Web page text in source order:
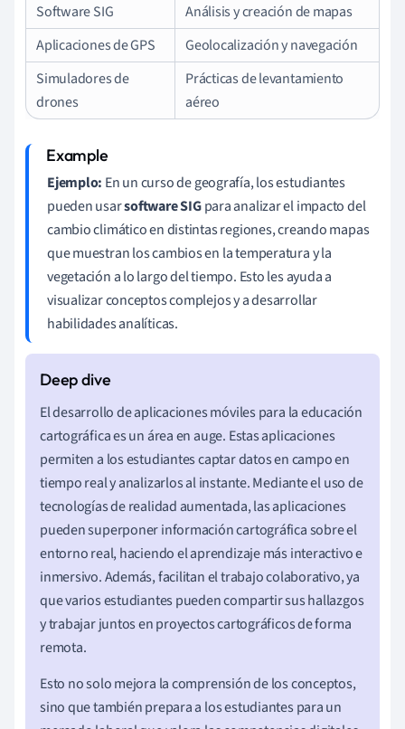
Software SIG
Análisis y creación de mapas
Aplicaciones de GPS
Geolocalización y navegación
Simuladores de
drones
Prácticas de levantamiento
aéreo
Ejemplo: En un curso de geografía, los estudiantes
pueden usarsoftware SIGpara analizar el impacto del
cambio climático en distintas regiones, creando mapas
que muestran los cambios en la temperatura y la
vegetación a lo largo del tiempo. Esto les ayuda a
visualizar conceptos complejos y a desarrollar
habilidades analíticas.
El desarrollo de aplicaciones móviles para la educación
cartográfica es un área en auge. Estas aplicaciones
permiten a los estudiantes captar datos en campo en
tiempo real y analizarlos al instante. Mediante el uso de
tecnologías de realidad aumentada, las aplicaciones
pueden superponer información cartográfica sobre el
entorno real, haciendo el aprendizaje más interactivo e
inmersivo. Además, facilitan el trabajo colaborativo, ya
que varios estudiantes pueden compartir sus hallazgos
y trabajar juntos en proyectos cartográficos de forma
remota.
Esto no solo mejora la comprensión de los conceptos,
sino que también prepara a los estudiantes para un